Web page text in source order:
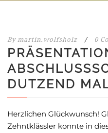
By martin.wolfsholz / 0
DUTZEND
Herzlichen Glückwunsch!
Zehntklässler konnte in